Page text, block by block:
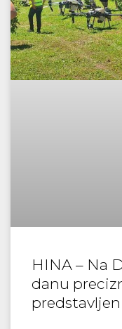
HINA – Na
danu